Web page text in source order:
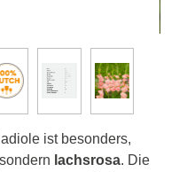
ist besonders,
lachsrosa. Die